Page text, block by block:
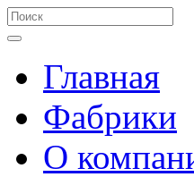
Главная
Фабрики
О